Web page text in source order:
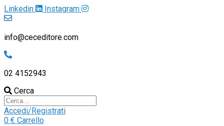
Linkedin Instagram
info@ceceditore.com
02 4152943
Cerca
Accedi/Registrati
0 € Carrello